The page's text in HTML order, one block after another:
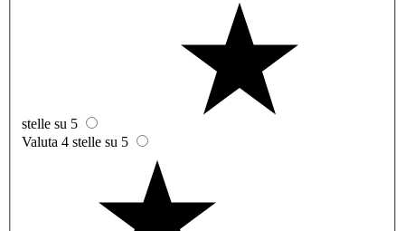
stelle su 5
Valuta 4 stelle su 5